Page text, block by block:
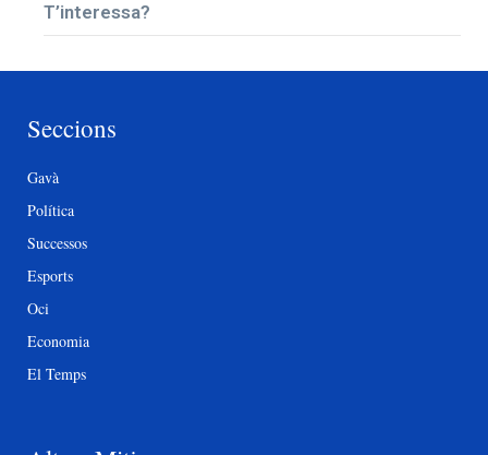
T’interessa?
Seccions
Gavà
Política
Successos
Esports
Oci
Economia
El Temps